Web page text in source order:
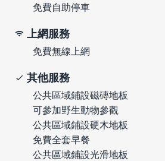
免費自助停車
上網服務
免費無線上網
其他服務
公共區域鋪設磁磚地板
可參加野生動物參觀
公共區域鋪設硬木地板
免費全套早餐
公共區域鋪設光滑地板